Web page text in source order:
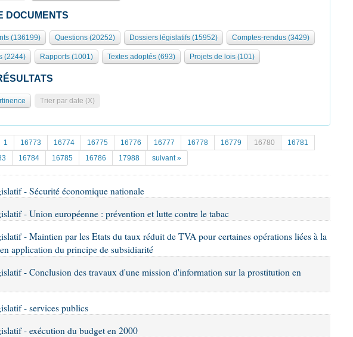
DOCUMENTS
(136199) Questions (20252) Dossiers législatifs (15952) Comptes-rendus (3429)
(2244) Rapports (1001) Textes adoptés (693) Projets de lois (101)
Trier par date (X)
1 16773 16774 16775 16776 16777 16778 16779 16780
16781
16784 16785 16786 17988 suivant »
- Sécurité économique nationale
- Union européenne : prévention et lutte contre le tabac
- Maintien par les Etats du taux réduit de TVA pour certaines opérations liées à la
application du principe de subsidiarité
- Conclusion des travaux d'une mission d'information sur la prostitution en
- services publics
- exécution du budget en 2000